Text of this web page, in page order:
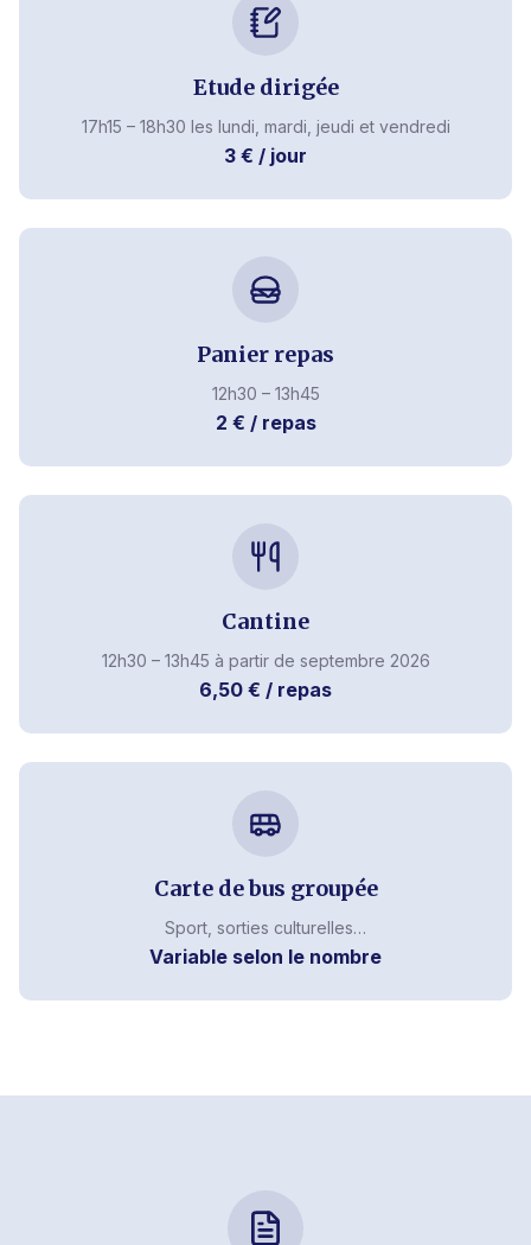
Etude dirigée
17h15 – 18h30 les lundi, mardi, jeudi et vendredi
3 € / jour
Panier repas
12h30 – 13h45
2 € / repas
Cantine
12h30 – 13h45 à partir de septembre 2026
6,50 € / repas
Carte de bus groupée
Sport, sorties culturelles…
Variable selon le nombre